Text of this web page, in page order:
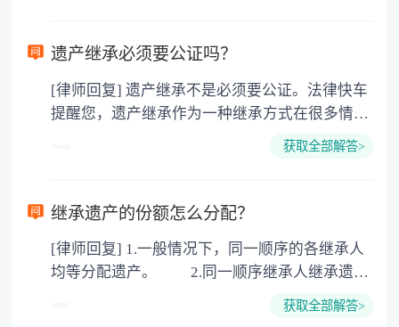
要缴纳公证费，具体如下： 1. 公证费：按房
3. 印花税：按房屋评估价的0.05%缴纳 4. 土
地增值税：按房价1%缴纳 5. 房屋产权登记费：
遗产继承必须要公证吗？
[律师回复] 遗产继承不是必须要公证。法律快车
提醒您，遗产继承作为一种继承方式在很多情况
下都是不需要公证的，当然，如果需要公正的也
以防对财产继承发生纠纷，可以对遗产继承进行
公证。
获取全部解答>
继承遗产的份额怎么分配？
[律师回复] 1.一般情况下，同一顺序的各继承人
均等分配遗产。 2.同一顺序继承人继承遗产
获取全部解答>